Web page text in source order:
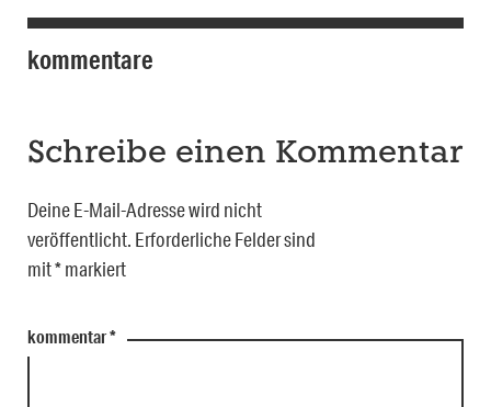
kommentare
Schreibe einen Kommentar
Deine E-Mail-Adresse wird nicht
veröffentlicht. Erforderliche Felder sind
mit*markiert
kommentar*